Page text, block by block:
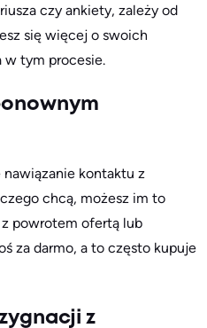
czy ankiety, zależy od
się więcej o swoich
w tym procesie.
nawiązanie kontaktu z
chcą, możesz im to
powrotem ofertą lub
za darmo, a to często kupuje
z